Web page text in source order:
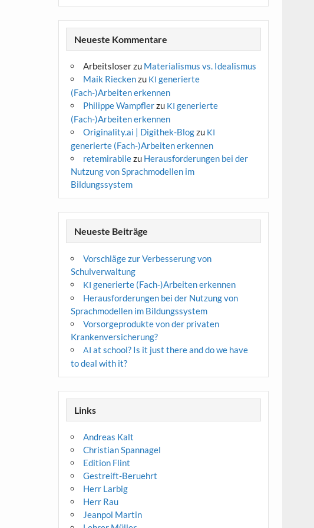
Neueste Kommentare
Arbeitsloserzu Materialismus vs. Idealismus
Maik Rieckenzu KI generierte
(Fach-)Arbeiten erkennen
Philippe Wampflerzu KI generierte
(Fach-)Arbeiten erkennen
Originality.ai | Digithek-Blogzu KI
generierte (Fach-)Arbeiten erkennen
retemirabilezu Herausforderungen bei der
Nutzung von Sprachmodellen im
Bildungssystem
Neueste Beiträge
Vorschläge zur Verbesserung von
Schulverwaltung
KI generierte (Fach-)Arbeiten erkennen
Herausforderungen bei der Nutzung von
Sprachmodellen im Bildungssystem
Vorsorgeprodukte von der privaten
Krankenversicherung?
AI at school? Is it just there and do we have
to deal with it?
Links
Andreas Kalt
Christian Spannagel
Edition Flint
Gestreift-Beruehrt
Herr Larbig
Herr Rau
Jeanpol Martin